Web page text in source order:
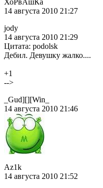
14 августа 2010 21:27
jody
14 августа 2010 21:29
Цитата: podolsk
Дебил. Девушку жалко....
+1
-->
_Gud][][Win_
14 августа 2010 21:46
Az1k
14 августа 2010 21:52